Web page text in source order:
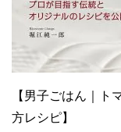
【男子ごはん｜ト
方レシピ】